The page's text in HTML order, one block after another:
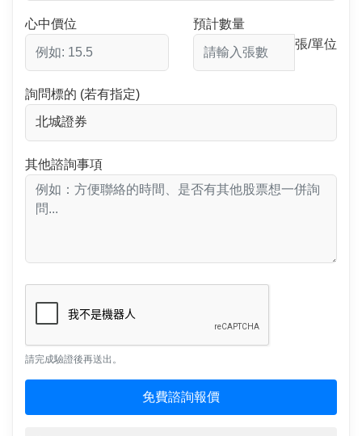
心中價位
預計數量
張/單位
詢問標的 (若有指定)
其他諮詢事項
請完成驗證後再送出。
免費諮詢報價